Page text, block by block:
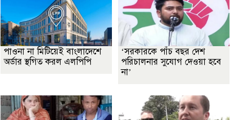
পাওনা না মিটিয়েই বাংলাদেশে
অর্ডার স্থগিত করল এলপিপি
‘সরকারকে পাঁচ বছর দেশ
পরিচালনার সুযোগ দেওয়া হবে
না’